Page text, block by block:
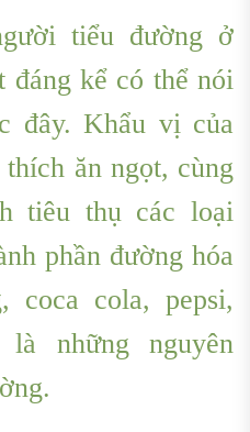
tiểu đường ở
đáng kể có thể nói
đây. Khẩu vị của
ăn ngọt, cùng
tiêu thụ các loại
phần đường hóa
coca cola, pepsi,
những nguyên